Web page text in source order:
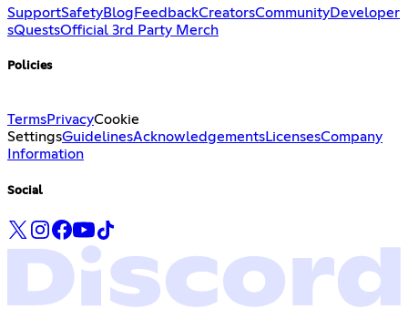
SupportSafetyBlog FeedbackCreatorsCommunityDeveloper
sQuestsOfficial 3rd Party Merch
Policies
TermsPrivacyCookie
SettingsGuidelinesAcknowledgementsLicensesCompany
Information
Social